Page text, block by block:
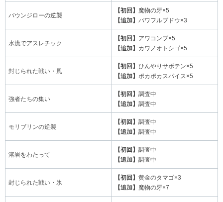
バウンジローの逆襲
【初回】 魔物の牙×5
【追加】 パワフルブドウ×3
水流でアスレチック
【初回】 アワコンブ×5
【追加】 カワノオトシゴ×5
封じられた戦い・風
【初回】 ひんやりサボテン×5
【追加】 ポカポカスパイス×5
強者たちの集い
【初回】 調査中
【追加】 調査中
モリブリンの逆襲
【初回】 調査中
【追加】 調査中
溶岩をわたって
【初回】 調査中
【追加】 調査中
封じられた戦い・氷
【初回】 黄金のタマゴ×3
【追加】 魔物の牙×7